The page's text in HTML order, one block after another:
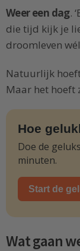
Weer een dag.
die tijd kijk je
droomleven
Natuurlijk
Maar het hoeft
Hoe
Doe de
minuten.
Start de
Wat gaan